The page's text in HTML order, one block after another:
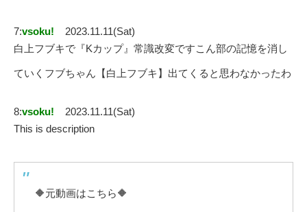
7:vsoku!
2023.11.11(Sat)
白上フブキで『Kカップ』常識改変ですこん部の記憶を消し
ていくフブちゃん【白上フブキ】出てくると思わなかったわ
8:vsoku!
2023.11.11(Sat)
This is description
🔶元動画はこちら🔶